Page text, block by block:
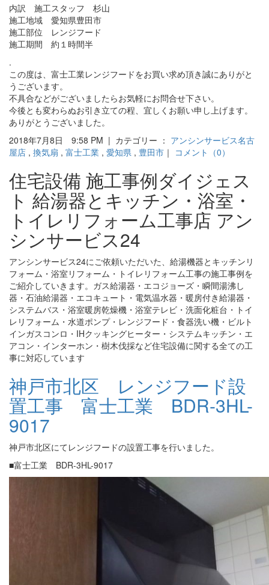
内訳 施工スタッフ 杉山
施工地域 愛知県豊田市
施工部位 レンジフード
施工期間 約１時間半
.
この度は、富士工業レンジフードをお買い求め頂き誠にありがと
うございます。
不具合などがございましたらお気軽にお問合せ下さい。
今後とも変わらぬお引き立ての程、宜しくお願い申し上げます。
ありがとうございました。
2018年7月8日 9:58 PM | カテゴリー ： アンシンサービス名古
屋店 , 換気扇 , 富士工業 , 愛知県 , 豊田市 ｜ コメント（0）
住宅設備 施工事例ダイジェス
ト 給湯器とキッチン・浴室・
トイレリフォーム工事店 アン
シンサービス24
アンシンサービス24にご依頼いただいた、給湯機器とキッチンリ
フォーム・浴室リフォーム・トイレリフォーム工事の施工事例を
ご紹介していきます。ガス給湯器・エコジョーズ・瞬間湯沸し
器・石油給湯器・エコキュート・電気温水器・暖房付き給湯器・
システムバス・浴室暖房乾燥機・浴室テレビ・洗面化粧台・トイ
レリフォーム・水道ポンプ・レンジフード・食器洗い機・ビルト
インガスコンロ・IHクッキングヒーター・システムキッチン・エ
アコン・インターホン・樹木伐採など住宅設備に関する全ての工
事に対応しています
神戸市北区 レンジフード設
置工事 富士工業 BDR-3HL-
9017
神戸市北区にてレンジフードの設置工事を行いました。
■富士工業 BDR-3HL-9017